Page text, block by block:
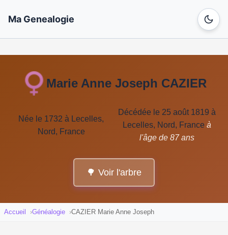
Ma Genealogie
Marie Anne Joseph CAZIER
Née le 1732 à Lecelles,
Nord, France
Décédée le 25 août 1819 à
Lecelles, Nord, France à
l'âge de 87 ans
🌳 Voir l'arbre
Accueil Généalogie CAZIER Marie Anne Joseph